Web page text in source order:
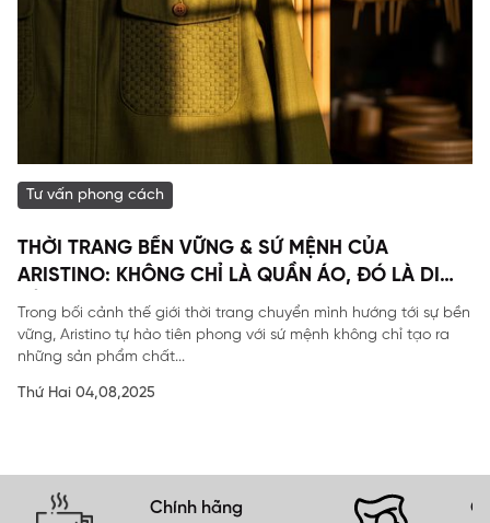
Tư vấn phong cách
THỜI TRANG BỀN VỮNG & SỨ MỆNH CỦA
ARISTINO: KHÔNG CHỈ LÀ QUẦN ÁO, ĐÓ LÀ DI
SẢN
Trong bối cảnh thế giới thời trang chuyển mình hướng tới sự bền
vững, Aristino tự hào tiên phong với sứ mệnh không chỉ tạo ra
những sản phẩm chất...
Thứ Hai 04,08,2025
Chính hãng